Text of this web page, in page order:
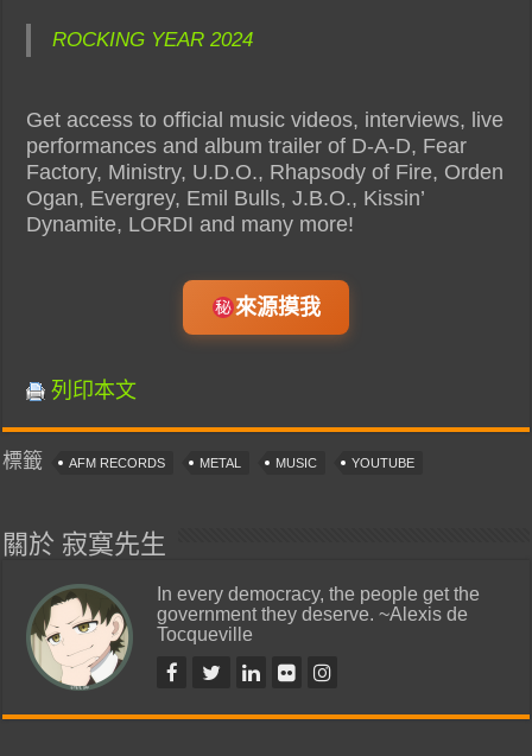
ROCKING YEAR 2024
Get access to official music videos, interviews, live
performances and album trailer of D-A-D, Fear
Factory, Ministry, U.D.O., Rhapsody of Fire, Orden
Ogan, Evergrey, Emil Bulls, J.B.O., Kissin’
Dynamite, LORDI and many more!
來源摸我
列印本文
標籤 AFM RECORDS METAL MUSIC YOUTUBE
關於 寂寞先生
In every democracy, the people get the
government they deserve. ~Alexis de
Tocqueville